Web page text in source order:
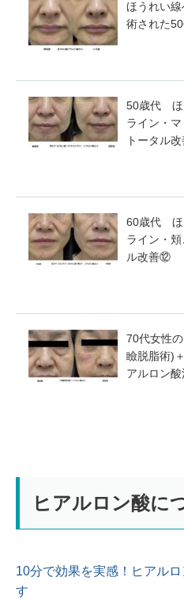
ほうれい
術された
50歳代 ほ
ライン・
トータル
60歳代 ほ
ライン・
ル改善⑫
70代女性
瞼脱脂術)
アルロン
ヒアルロン酸に
10分で効果を実感！ヒアル
す